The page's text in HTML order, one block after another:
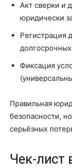
Акт сверки и
юридически
Регистрация
долгосрочных
Фиксация
Правильная
безопасности,
серьёзных
Чек-лист